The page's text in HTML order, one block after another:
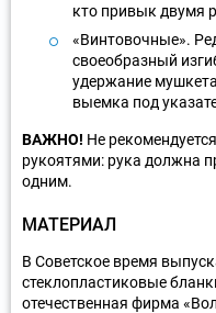
кто привык двумя
«Винтовочные».
своеобразный
удержание
выемка под
ВАЖНО! Не
рукоятями: рука должна
одним.
МАТЕРИАЛ
В Советское время
стеклопластиковые
отечественная фирма